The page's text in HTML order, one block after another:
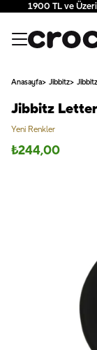
1900 TL ve
Anasayfa Jibbitz
Jibbitz
Yeni Renkler
₺244,00